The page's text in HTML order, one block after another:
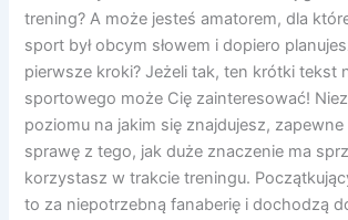
trening? A może jesteś amatorem, dla
sport był obcym słowem i dopiero
pierwsze kroki? Jeżeli tak, ten krótki tekst
sportowego może Cię zainteresować!
poziomu na jakim się znajdujesz,
sprawę z tego, jak duże znaczenie ma
korzystasz w trakcie treningu.
to za niepotrzebną fanaberię i dochodzą